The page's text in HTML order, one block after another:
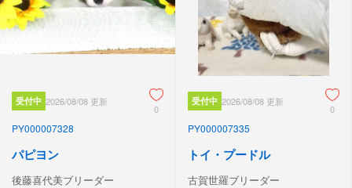
受付中 2026/08/08 更新
0
PY000007328
パピヨン
後藤喜代美ブリーダー
受付中 2026/08/08 更新
0
PY000007335
トイ・プードル
古賀世羅ブリーダー